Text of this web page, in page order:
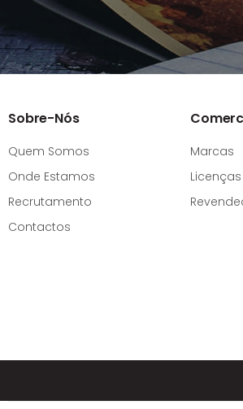
Sobre-Nós
Quem Somos
Onde Estamos
Recrutamento
Contactos
Marcas
Licenças